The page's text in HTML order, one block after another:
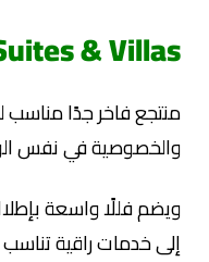
& Villas
منتجع فاخر جدًا مناسب
والخصوصية في نفس
ويضم فللًا واسعة
إلى خدمات راقية تناسب